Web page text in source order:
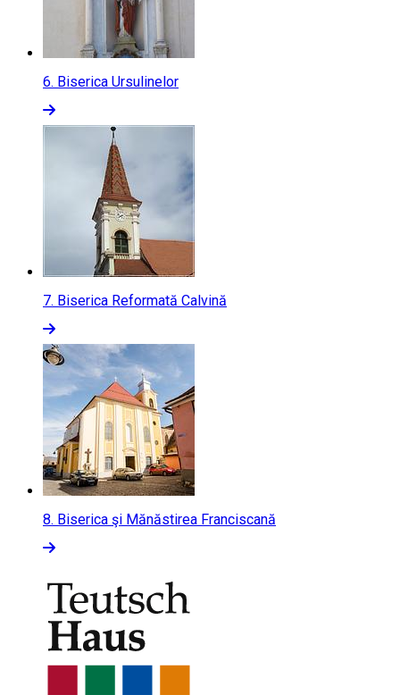
6. Biserica Ursulinelor
7. Biserica Reformată Calvină
8. Biserica şi Mănăstirea Franciscană